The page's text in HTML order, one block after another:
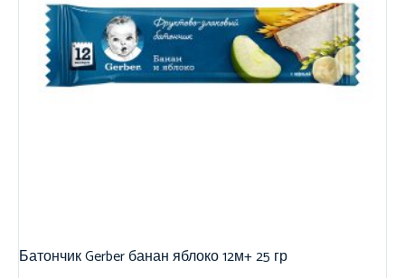
Батончик Gerber банан яблоко 12м+ 25 гр